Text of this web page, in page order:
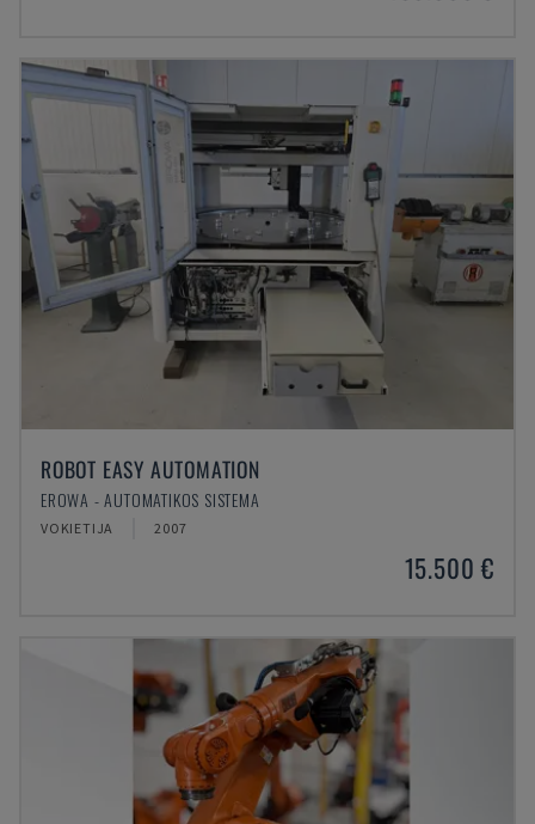
ROBOT EASY AUTOMATION
EROWA - AUTOMATIKOS SISTEMA
VOKIETIJA 2007
15.500 €